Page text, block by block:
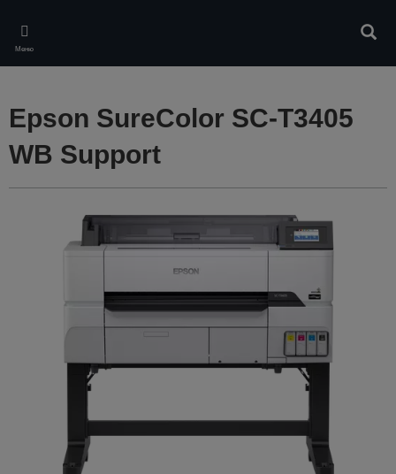
main
content
Меню
Epson SureColor SC-T3405
WB Support